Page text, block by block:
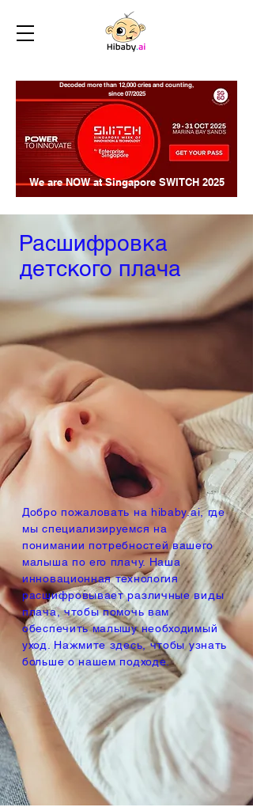
Decoded more than 12,000 cries and counting,
since 07/2025
We are NOW at Singapore SWITCH 2025
Расшифровка
детского плача
Добро пожаловать на hibaby.ai, где
мы специализируемся на
понимании потребностей вашего
малыша по его плачу. Наша
инновационная технология
расшифровывает различные виды
плача, чтобы помочь вам
обеспечить малышу необходимый
уход. Нажмите здесь, чтобы узнать
больше о нашем подходе.